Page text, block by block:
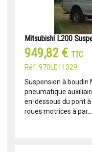
Mitsubishi L200
949,82 € TTC
Réf: 970LE11329
Suspension à boudin
pneumatique
en-dessous du pont
roues motrices à par...